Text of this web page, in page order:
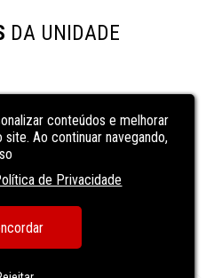
DA UNIDADE
conteúdos e melhorar
Ao continuar navegando,
de Privacidade